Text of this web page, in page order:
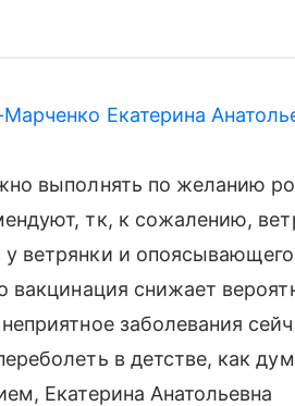
Екатерина
выполнять по желанию
тк, к сожалению,
ветрянки и
вакцинация снижает
заболевания
в детстве, как
Екатерина Анатольевна